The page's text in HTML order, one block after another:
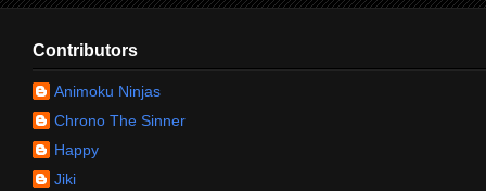
Contributors
Animoku Ninjas
Chrono The Sinner
Happy
Jiki